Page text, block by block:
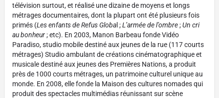
télévision surtout, et réalisé une dizaine de moyens et longs
métrages documentaires, dont la plupart ont été plusieurs fois
primés (Les enfants de Refus Globa l ;L’armée de l’ombre;Un cri
au bonheur; etc). En 2003, Manon Barbeau fonde Vidéo
Paradiso, studio mobile destiné aux jeunes de la rue (117 courts
métrages) Studio ambulant de créations cinématographique et
musicale destiné aux jeunes des Premières Nations, a produit
près de 1000 courts métrages, un patrimoine culturel unique au
monde. En 2008, elle fonde la Maison des cultures nomades qui
produit des spectacles multimédias réunissant sur scène